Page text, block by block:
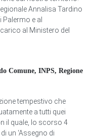
Annalisa Tardino
e al
al Ministero del
Comune, INPS, Regione
tempestivo che
a tutti quei
il quale, lo scorso 4
un ‘Assegno di